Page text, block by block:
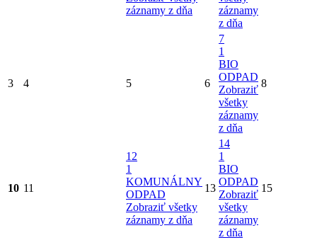
záznamy z dňa
záznamy
z dňa
3 4 5 6
7
1
BIO
ODPAD
Zobraziť
všetky
záznamy
z dňa
8
10 11
12
1
KOMUNÁLNY
ODPAD
Zobraziť všetky
záznamy z dňa
13
14
1
BIO
ODPAD
Zobraziť
všetky
záznamy
z dňa
15